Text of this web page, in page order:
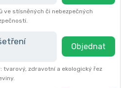
ve stísněných či nebezpečných
Objednat
tvarový, zdravotní a ekologický řez